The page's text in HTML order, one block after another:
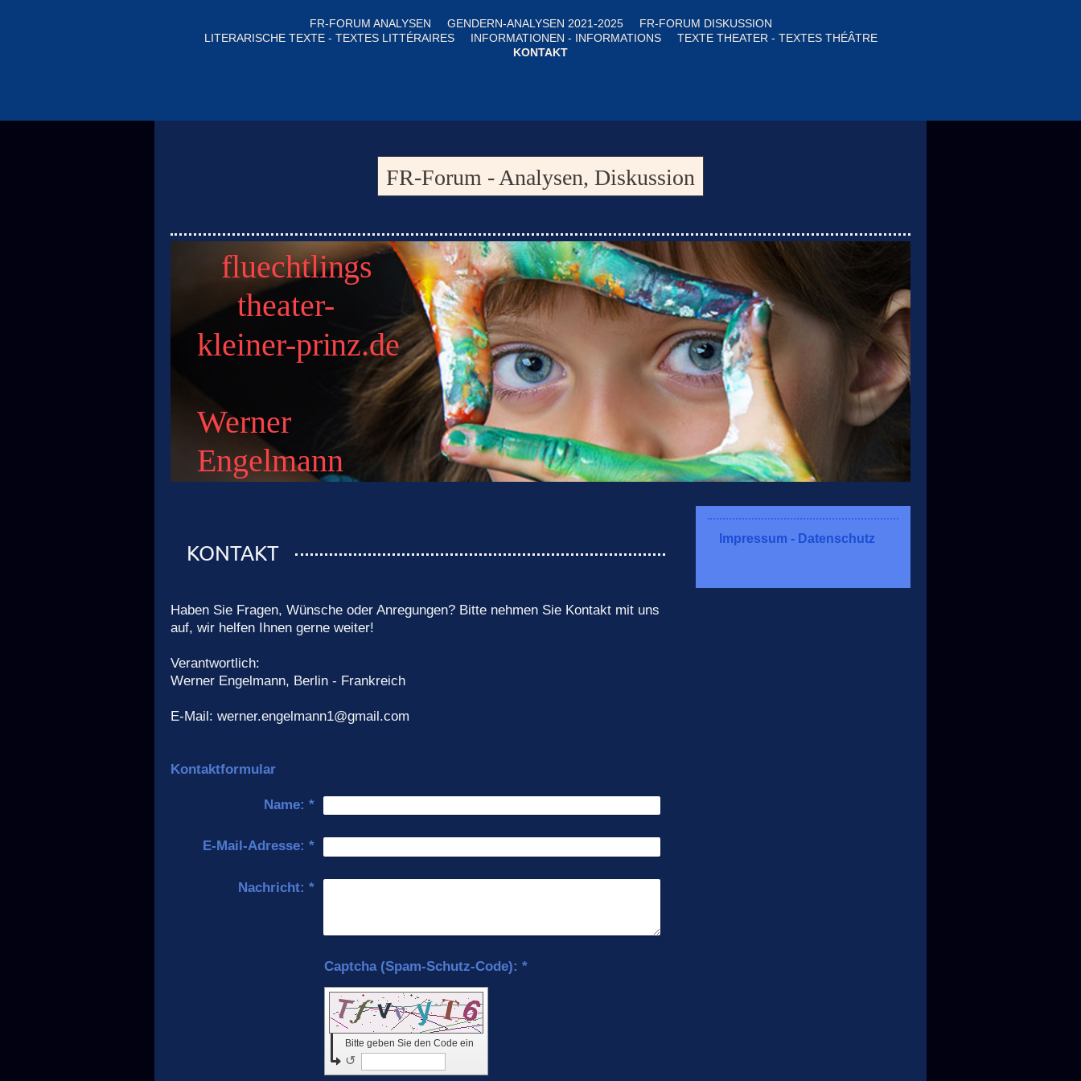
FR-FORUM ANALYSEN GENDERN-ANALYSEN 2021-2025
FR-FORUM DISKUSSION
LITERARISCHE TEXTE - TEXTES LITTÉRAIRES
INFORMATIONEN - INFORMATIONS
TEXTE THEATER - TEXTES THÉÂTRE
KONTAKT
FR-Forum - Analysen, Diskussion
fluechtlings
theater-
kleiner-prinz.de
Werner
Engelmann
KONTAKT
Haben Sie Fragen, Wünsche oder Anregungen? Bitte nehmen Sie Kontakt mit uns
auf, wir helfen Ihnen gerne weiter!
Verantwortlich:
Werner Engelmann, Berlin - Frankreich
E-Mail:werner.engelmann1@gmail.com
Kontaktformular
Name: *
E-Mail-Adresse: *
Nachricht: *
Captcha (Spam-Schutz-Code): *
Bitte geben Sie den Code ein
↺
Impressum - Datenschutz